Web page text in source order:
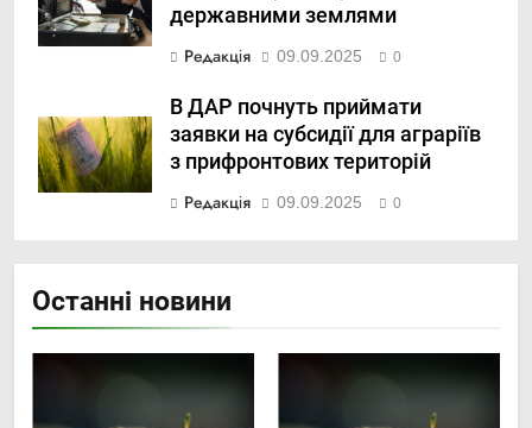
державними землями
Редакція 09.09.2025 0
В ДАР почнуть приймати
заявки на субсидії для аграріїв
з прифронтових територій
Редакція 09.09.2025 0
Останні новини